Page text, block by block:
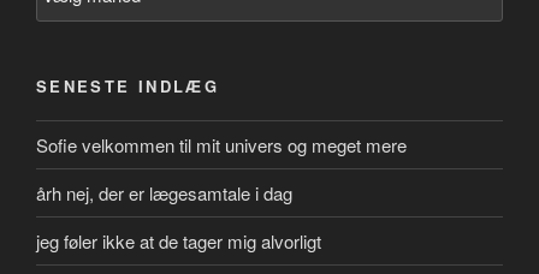
SENESTE INDLÆG
Sofie velkommen til mit univers og meget mere
årh nej, der er lægesamtale i dag
jeg føler ikke at de tager mig alvorligt